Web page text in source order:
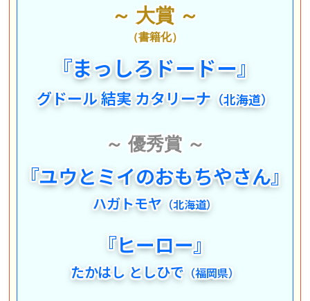
～ 大賞 ～
（書籍化）
『まっしろドードー』
グドール 結実 カタリーナ（北海道）
～ 優秀賞 ～
『ユウとミイのおもちやさん』
ハガトモヤ（北海道）
『ヒーロー』
たかはし としひで（福岡県）